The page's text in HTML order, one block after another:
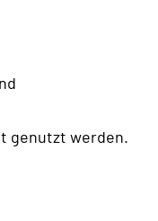
genutzt werden.